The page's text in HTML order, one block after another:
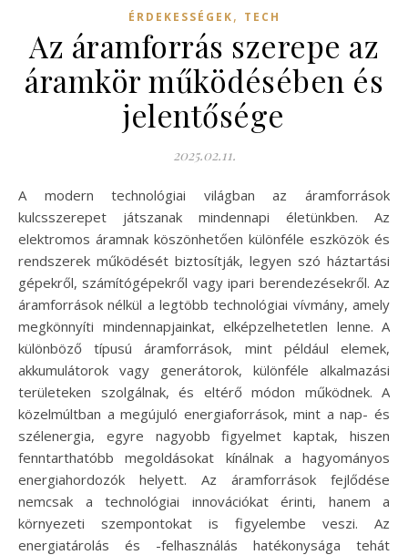
ÉRDEKESSÉGEK, TECH
Az áramforrás szerepe az
áramkör működésében és
jelentősége
2025.02.11.
A modern technológiai világban az áramforrások
kulcsszerepet játszanak mindennapi életünkben. Az
elektromos áramnak köszönhetően különféle eszközök és
rendszerek működését biztosítják, legyen szó háztartási
gépekről, számítógépekről vagy ipari berendezésekről. Az
áramforrások nélkül a legtöbb technológiai vívmány, amely
megkönnyíti mindennapjainkat, elképzelhetetlen lenne. A
különböző típusú áramforrások, mint például elemek,
akkumulátorok vagy generátorok, különféle alkalmazási
területeken szolgálnak, és eltérő módon működnek. A
közelmúltban a megújuló energiaforrások, mint a nap- és
szélenergia, egyre nagyobb figyelmet kaptak, hiszen
fenntarthatóbb megoldásokat kínálnak a hagyományos
energiahordozók helyett. Az áramforrások fejlődése
nemcsak a technológiai innovációkat érinti, hanem a
környezeti szempontokat is figyelembe veszi. Az
energiatárolás és -felhasználás hatékonysága tehát